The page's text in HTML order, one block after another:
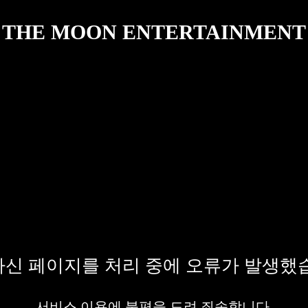
THE MOON ENTERTAINMENT
신 페이지를 처리 중에 오류가 발생했